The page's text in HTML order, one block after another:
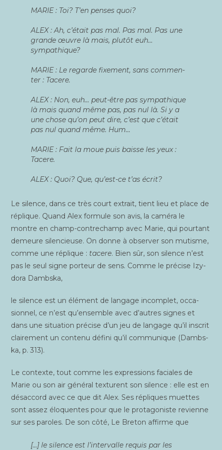
MARIE : Toi? T’en penses quoi?
ALEX : Ah, c’était pas mal. Pas mal. Pas une
grande œuvre là mais, plu­tôt euh…
sympathique?
MARIE : Le regarde fixe­ment, sans com­men­
ter : Tacere.
ALEX : Non, euh… peut-être pas sym­pa­thique
là mais quand même pas, pas nul là. Si y a
une chose qu’on peut dire, c’est que c’était
pas nul quand même. Hum…
MARIE : Fait la moue puis baisse les yeux :
Tacere.
ALEX : Quoi? Que, qu’est-ce t’as écrit?
Le silence, dans ce très court extrait, tient lieu et place de
réplique. Quand Alex for­mule son avis, la camé­ra le
montre en champ-contre­champ avec Marie, qui pour­tant
demeure silen­cieuse. On donne à obser­ver son mutisme,
comme une réplique : tacere. Bien sûr, son silence n’est
pas le seul signe por­teur de sens. Comme le pré­cise Izy­
do­ra Dambska,
le silence est un élé­ment de lan­gage incom­plet, occa­
sion­nel, ce n’est qu’ensemble avec d’autres signes et
dans une situa­tion pré­cise d’un jeu de lan­gage qu’il ins­crit
clai­re­ment un conte­nu défi­ni qu’il com­mu­nique (Dambs­
ka, p. 313).
Le contexte, tout comme les expres­sions faciales de
Marie ou son air géné­ral tex­turent son silence : elle est en
désac­cord avec ce que dit Alex. Ses répliques muettes
sont assez élo­quentes pour que le pro­ta­go­niste revienne
sur ses paroles. De son côté, Le Bre­ton affirme que
[…] le silence est l’intervalle requis par les